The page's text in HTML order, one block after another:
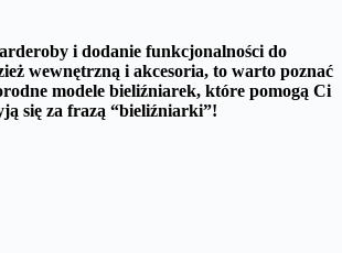
i dodanie funkcjonalności do
wewnętrzną i akcesoria, to warto poznać
modele bieliźniarek, które pomogą Ci
się za frazą “bieliźniarki”!